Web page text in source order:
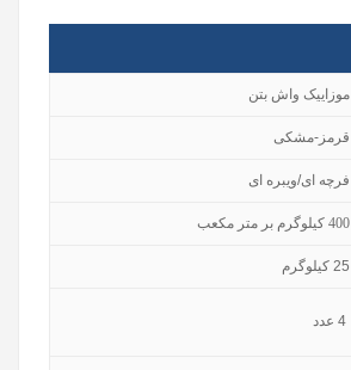
موزاییک واش بتن
قرمز-مشکی
فرچه ای/ویبره ای
400 کیلوگرم بر متر مکعب
25 کیلوگرم
4 عدد